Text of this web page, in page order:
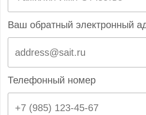
Ваш обратный электронный
Телефонный номер